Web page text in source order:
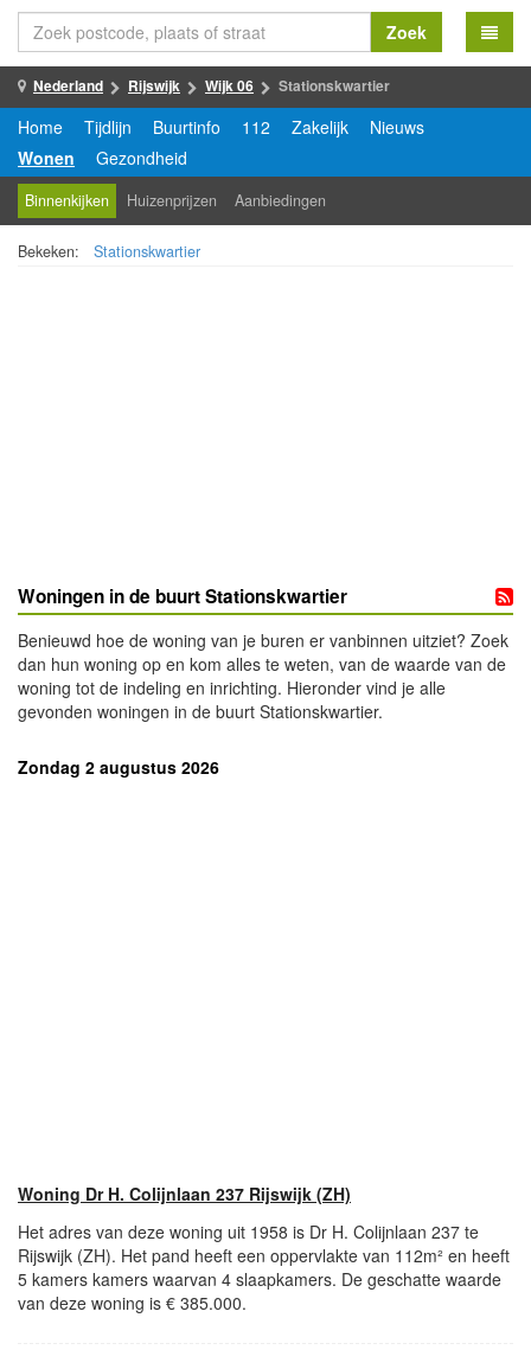
Zoek
Nederland Rijswijk Wijk 06 Stationskwartier
Home Tijdlijn Buurtinfo 112 Zakelijk
Nieuws
Wonen
Gezondheid
Binnenkijken Huizenprijzen Aanbiedingen
Bekeken: Stationskwartier
Woningen in de buurt Stationskwartier
Benieuwd hoe de woning van je buren er vanbinnen uitziet? Zoek
dan hun woning op en kom alles te weten, van de waarde van de
woning tot de indeling en inrichting. Hieronder vind je alle
gevonden woningen in de buurt Stationskwartier.
Zondag 2 augustus 2026
Woning Dr H. Colijnlaan 237 Rijswijk (ZH)
Het adres van deze woning uit 1958 is Dr H. Colijnlaan 237 te
Rijswijk (ZH). Het pand heeft een oppervlakte van 112m² en heeft
5 kamers kamers waarvan 4 slaapkamers. De geschatte waarde
van deze woning is € 385.000.